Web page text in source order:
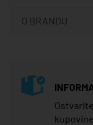
O BRANDU